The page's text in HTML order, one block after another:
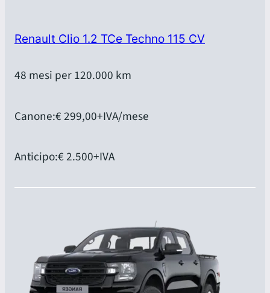
Renault Clio 1.2 TCe Techno 115 CV
48 mesi per 120.000 km
Canone:€ 299,00+IVA/mese
Anticipo:€ 2.500+IVA